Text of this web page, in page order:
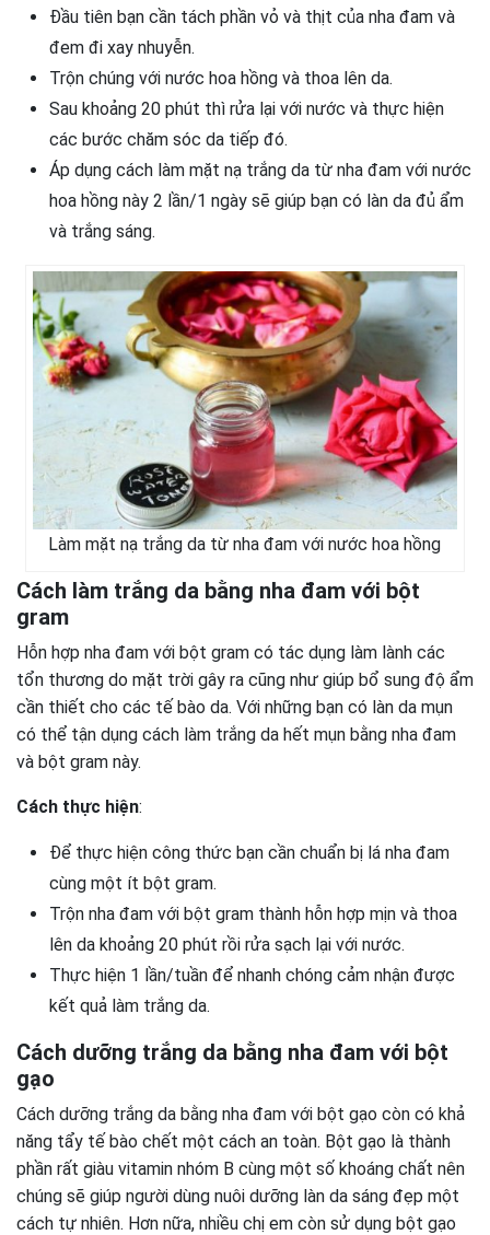
Đầu tiên bạn cần tách phần vỏ và thịt của nha đam và
đem đi xay nhuyễn.
Trộn chúng với nước hoa hồng và thoa lên da.
Sau khoảng 20 phút thì rửa lại với nước và thực hiện
các bước chăm sóc da tiếp đó.
Áp dụng cách làm mặt nạ trắng da từ nha đam với nước
hoa hồng này 2 lần/1 ngày sẽ giúp bạn có làn da đủ ẩm
và trắng sáng.
Làm mặt nạ trắng da từ nha đam với nước hoa hồng
Cách làm trắng da bằng nha đam với bột
gram
Hỗn hợp nha đam với bột gram có tác dụng làm lành các
tổn thương do mặt trời gây ra cũng như giúp bổ sung độ ẩm
cần thiết cho các tế bào da. Với những bạn có làn da mụn
có thể tận dụng cách làm trắng da hết mụn bằng nha đam
và bột gram này.
Cách thực hiện:
Để thực hiện công thức bạn cần chuẩn bị lá nha đam
cùng một ít bột gram.
Trộn nha đam với bột gram thành hỗn hợp mịn và thoa
lên da khoảng 20 phút rồi rửa sạch lại với nước.
Thực hiện 1 lần/tuần để nhanh chóng cảm nhận được
kết quả làm trắng da.
Cách dưỡng trắng da bằng nha đam với bột
gạo
Cách dưỡng trắng da bằng nha đam với bột gạo còn có khả
năng tẩy tế bào chết một cách an toàn. Bột gạo là thành
phần rất giàu vitamin nhóm B cùng một số khoáng chất nên
chúng sẽ giúp người dùng nuôi dưỡng làn da sáng đẹp một
cách tự nhiên. Hơn nữa, nhiều chị em còn sử dụng bột gạo